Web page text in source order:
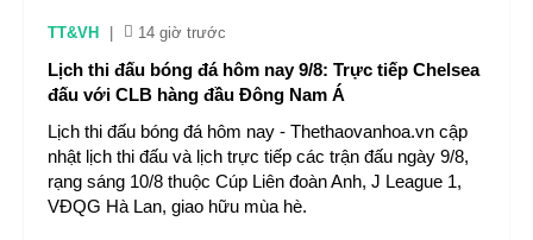
TT&VH 14 giờ trước
Lịch thi đấu bóng đá hôm nay 9/8: Trực tiếp Chelsea
đấu với CLB hàng đầu Đông Nam Á
Lịch thi đấu bóng đá hôm nay - Thethaovanhoa.vn cập
nhật lịch thi đấu và lịch trực tiếp các trận đấu ngày 9/8,
rạng sáng 10/8 thuộc Cúp Liên đoàn Anh, J League 1,
VĐQG Hà Lan, giao hữu mùa hè.